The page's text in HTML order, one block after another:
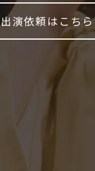
出演依頼はこちら